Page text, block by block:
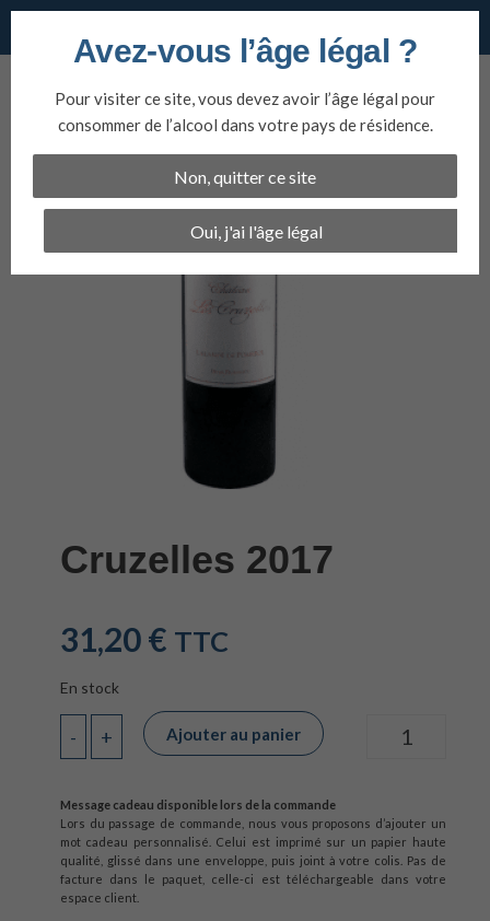
Cruzelles 2017
31,20€ TTC
En stock
- Quantité
+ Ajouter au panier
Message cadeau disponible lors de la commande
Lors du passage de commande, nous vous proposons d’ajouter un
mot cadeau personnalisé. Celui est imprimé sur un papier haute
qualité, glissé dans une enveloppe, puis joint à votre colis. Pas de
facture dans le paquet, celle-ci est téléchargeable dans votre
espace client.
Avez-vous l’âge légal ?
Pour visiter ce site, vous devez avoir l’âge légal pour
consommer de l’alcool dans votre pays de résidence.
Non, quitter ce site
Oui, j'ai l'âge légal